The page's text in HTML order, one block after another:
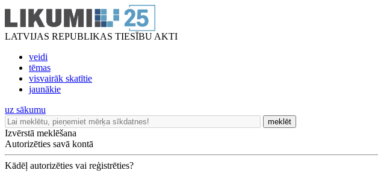
LATVIJAS REPUBLIKAS TIESĪBU AKTI
veidi
tēmas
visvairāk skatītie
jaunākie
uz sākumu
meklēt
Izvērstā meklēšana
Autorizēties savā kontā
Kādēļ autorizēties vai reģistrēties?